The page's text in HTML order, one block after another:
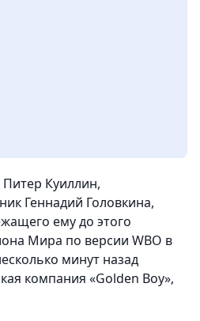
Куиллин,
Геннадий Головкина,
ему до этого
Мира по версии WBO в
минут назад
компания «Golden Boy»,